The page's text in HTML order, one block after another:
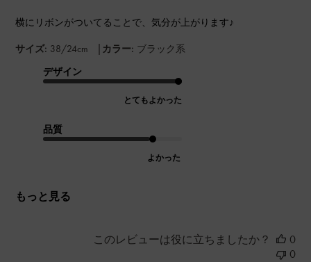
横にリボンがついてることで、気分が上がります♪
サイズ: 38/24cm | カラー: ブラック系
デザイン
とてもよかった
品質
よかった
もっと見る
このレビューは役に立ちましたか？
0
0